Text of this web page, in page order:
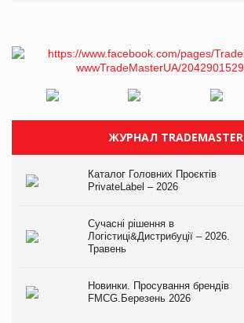
ЖУРНАЛ TRADEMASTER
Каталог Головних Проєктів
PrivateLabel – 2026
Сучасні рішення в
Логістиці&Дистрибуції – 2026.
Травень
Новинки. Просування брендів
FMCG.Березень 2026